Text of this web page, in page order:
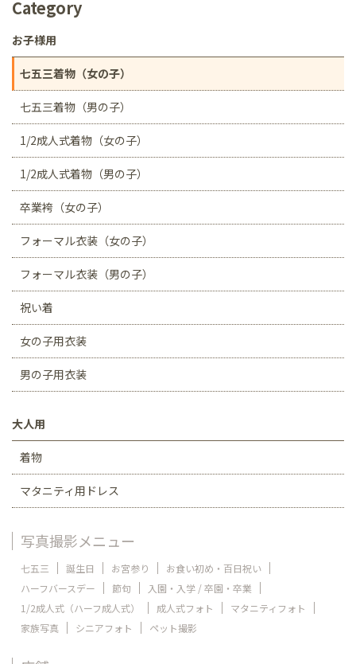
Category
お子様用
七五三着物（女の子）
七五三着物（男の子）
1/2成人式着物（女の子）
1/2成人式着物（男の子）
卒業袴（女の子）
フォーマル衣装（女の子）
フォーマル衣装（男の子）
祝い着
女の子用衣装
男の子用衣装
大人用
着物
マタニティ用ドレス
写真撮影メニュー
七五三 誕生日 お宮参り
お食い初め・百日祝い
ハーフバースデー
節句
入園・入学 / 卒園・卒業
1/2成人式（ハーフ成人式）
成人式フォト
マタニティフォト
家族写真
シニアフォト ペット撮影